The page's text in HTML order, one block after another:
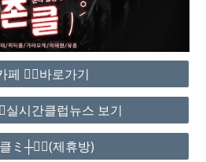
페 ❤️‍🔥바로가기
실시간클럽뉴스 보기
ミ┼❤️‍🔥(제휴방)